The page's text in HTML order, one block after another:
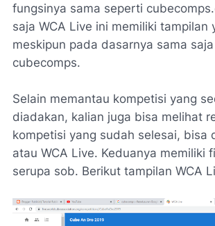
fungsinya sama seperti
saja WCA Live ini memiliki tampilan
meskipun pada dasarnya sama
cubecomps.
Selain memantau kompetisi yang
diadakan, kalian juga bisa melihat
kompetisi yang sudah selesai, bisa
atau WCA Live. Keduanya memiliki
serupa sob. Berikut tampilan WCA